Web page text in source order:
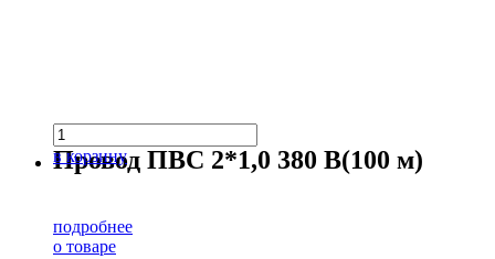
в корзину
Провод ПВС 2*1,0 380 В(100 м)
подробнее
о товаре